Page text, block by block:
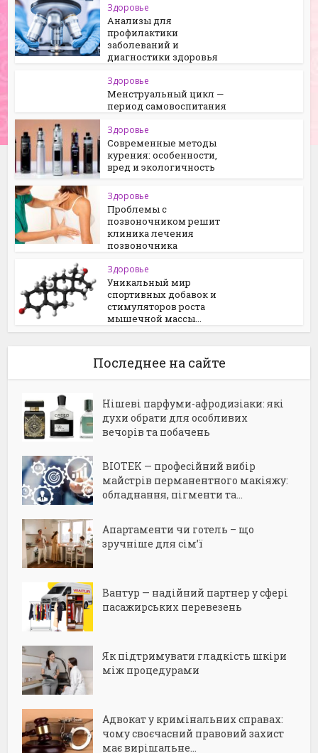
Здоровье
Анализы для
профилактики
заболеваний и
диагностики здоровья
Здоровье
Менструальный цикл —
период самовоспитания
Здоровье
Современные методы
курения: особенности,
вред и экологичность
Здоровье
Проблемы с
позвоночником решит
клиника лечения
позвоночника
Здоровье
Уникальный мир
спортивных добавок и
стимуляторов роста
мышечной массы...
Последнее на сайте
Нішеві парфуми-афродизіаки: які
духи обрати для особливих
вечорів та побачень
BIOTEK — професійний вибір
майстрів перманентного макіяжу:
обладнання, пігменти та...
Апартаменти чи готель – що
зручніше для сім’ї
Вантур — надійний партнер у сфері
пасажирських перевезень
Як підтримувати гладкість шкіри
між процедурами
Адвокат у кримінальних справах:
чому своєчасний правовий захист
має вирішальне...